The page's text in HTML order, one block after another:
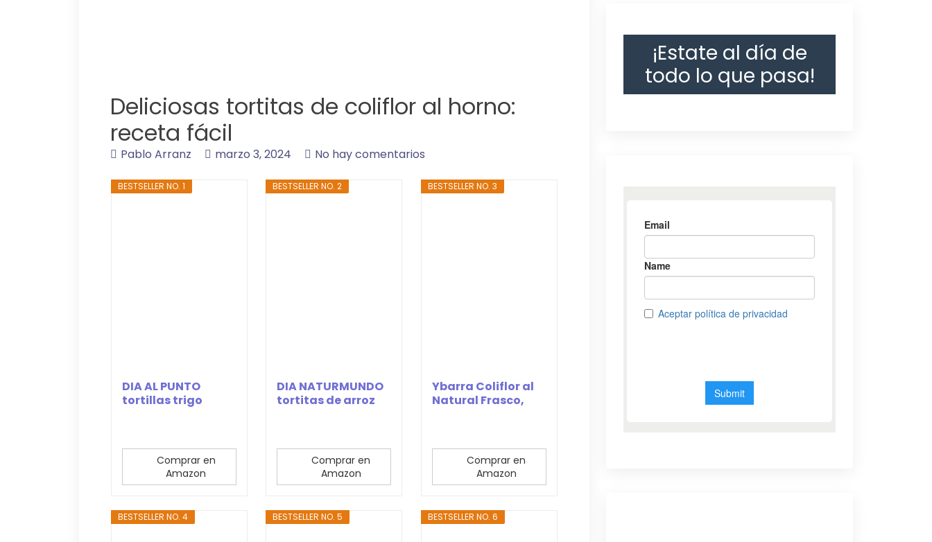
Deliciosas tortitas de coliflor al horno:
receta fácil
Pablo Arranz marzo 3, 2024 No hay comentarios
BESTSELLER NO. 1
DIA AL PUNTO
tortillas trigo
Comprar en
Amazon
BESTSELLER NO. 2
DIA NATURMUNDO
tortitas de arroz
Comprar en
Amazon
BESTSELLER NO. 3
Ybarra Coliflor al
Natural Frasco,
Comprar en
Amazon
BESTSELLER NO. 4 BESTSELLER NO. 5 BESTSELLER NO. 6
¡Estate al día de
todo lo que pasa!